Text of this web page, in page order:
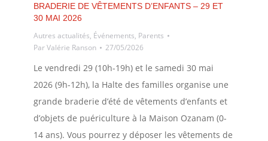
BRADERIE DE VÊTEMENTS D’ENFANTS – 29 ET
30 MAI 2026
Autres actualités, Événements, Parents
ParValérie Ranson 27/05/2026
Le vendredi 29 (10h-19h) et le samedi 30 mai
2026 (9h-12h), la Halte des familles organise une
grande braderie d’été de vêtements d’enfants et
d’objets de puériculture à la Maison Ozanam (0-
14 ans). Vous pourrez y déposer les vêtements de